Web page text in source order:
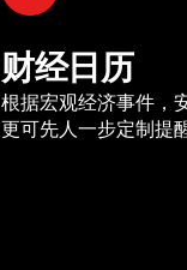
财经日历
根据宏观经济事件，
更可先人一步定制提